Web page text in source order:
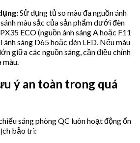
Sử dụng tủ so màu đa nguồn ánh
màu sắc của sản phẩm dưới đèn
ECO (nguồn ánh sáng A hoặc F11
sáng D65 hoặc đèn LED. Nếu màu
giữa các nguồn sáng, cần điều chỉnh
màu.
ý an toàn trong quá
sáng phòng QC luôn hoạt động ổn
bảo trì: